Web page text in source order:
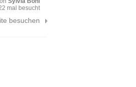
mal besucht
besuchen